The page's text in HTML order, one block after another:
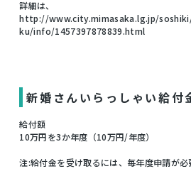
詳細は、
http://www.city.mimasaka.lg.jp/
ku/info/1457397878839.html
新婚さんいらっしゃい給付
給付額
10万円を3か年度（10万円/年度）
注:給付金を受け取るには、毎年度申請が必